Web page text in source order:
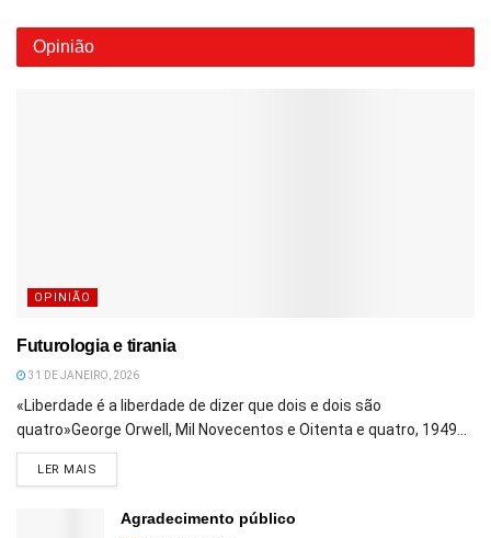
Opinião
OPINIÃO
Futurologia e tirania
31 DE JANEIRO, 2026
«Liberdade é a liberdade de dizer que dois e dois são
quatro»George Orwell, Mil Novecentos e Oitenta e quatro, 1949...
LER MAIS
Agradecimento público